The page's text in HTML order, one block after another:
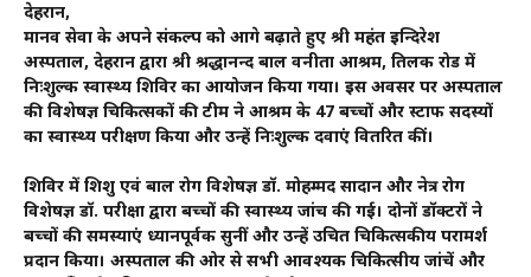
देहरादून,
मानव सेवा के अपने संकल्प को आगे बढ़ाते हुए श्री महंत इन्दिरेश
अस्पताल, देहरादून द्वारा श्री श्रद्धानन्द बाल वनीता आश्रम, तिलक रोड में
निःशुल्क स्वास्थ्य शिविर का आयोजन किया गया। इस अवसर पर अस्पताल
की विशेषज्ञ चिकित्सकों की टीम ने आश्रम के 47 बच्चों और स्टाफ सदस्यों
का स्वास्थ्य परीक्षण किया और उन्हें निःशुल्क दवाएं वितरित कीं।
शिविर में शिशु एवं बाल रोग विशेषज्ञ डॉ. मोहम्मद सादान और नेत्र रोग
विशेषज्ञ डॉ. परीक्षा द्वारा बच्चों की स्वास्थ्य जांच की गई। दोनों डॉक्टरों ने
बच्चों की समस्याएं ध्यानपूर्वक सुनीं और उन्हें उचित चिकित्सकीय परामर्श
प्रदान किया। अस्पताल की ओर से सभी आवश्यक चिकित्सीय जांचें और